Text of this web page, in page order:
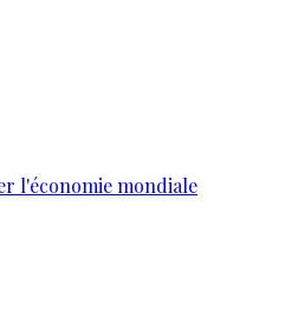
l'économie mondiale